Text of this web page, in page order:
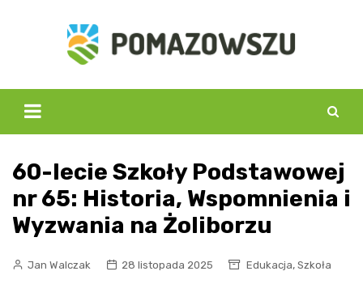
60-lecie Szkoły Podstawowej
nr 65: Historia, Wspomnienia i
Wyzwania na Żoliborzu
Jan Walczak 28 listopada 2025 Edukacja, Szkoła